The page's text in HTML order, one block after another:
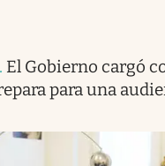
. El Gobierno cargó
para una